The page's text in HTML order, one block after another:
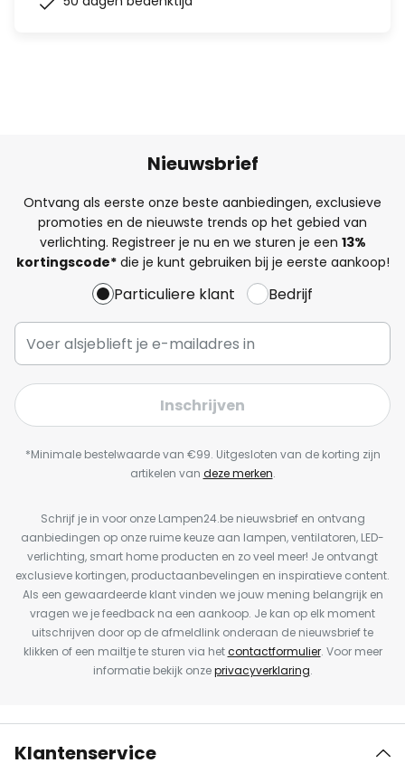
Nieuwsbrief
Ontvang als eerste onze beste aanbiedingen, exclusieve
promoties en de nieuwste trends op het gebied van
verlichting. Registreer je nu en we sturen je een 13%
kortingscode*die je kunt gebruiken bij je eerste aankoop!
Particuliere klant Bedrijf
Inschrijven
*Minimale bestelwaarde van €99. Uitgesloten van de korting zijn
artikelen van deze merken.
Schrijf je in voor onze Lampen24.be nieuwsbrief en ontvang
aanbiedingen op onze ruime keuze aan lampen, ventilatoren, LED-
verlichting, smart home producten en zo veel meer! Je ontvangt
exclusieve kortingen, productaanbevelingen en inspiratieve content.
Als een gewaardeerde klant vinden we jouw mening belangrijk en
vragen we je feedback na een aankoop. Je kan op elk moment
uitschrijven door op de afmeldlink onderaan de nieuwsbrief te
klikken of een mailtje te sturen via hetcontactformulier. Voor meer
informatie bekijk onzeprivacyverklaring.
Klantenservice